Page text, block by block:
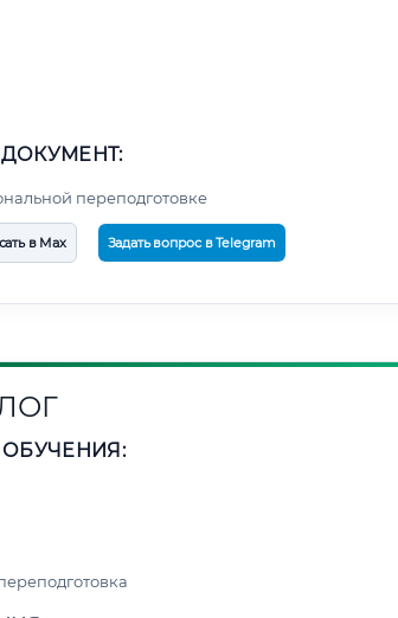
переподготовке
в Max Задать вопрос в Telegram